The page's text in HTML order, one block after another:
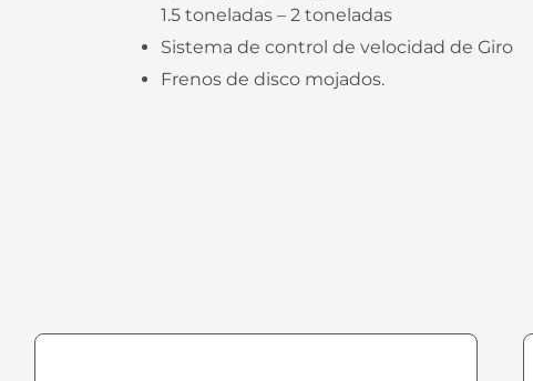
1.5 toneladas – 2 toneladas
Sistema de control de velocidad de Giro
Frenos de disco mojados.